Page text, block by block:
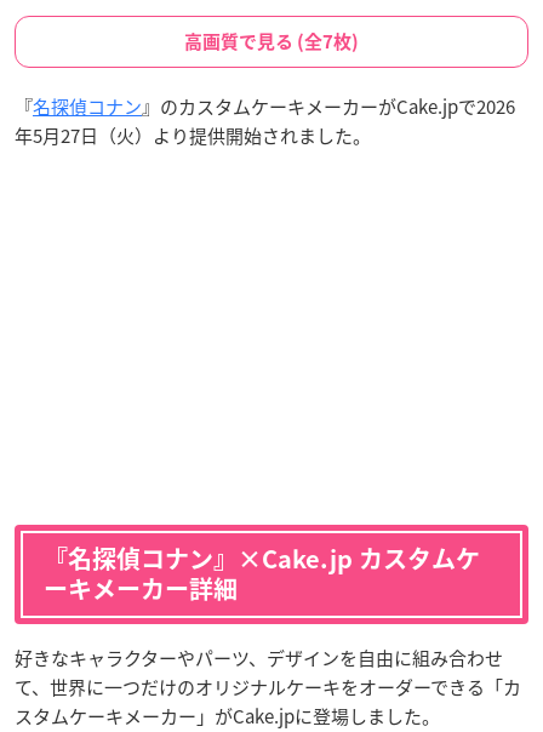
高画質で見る (全7枚)
『名探偵コナン』のカスタムケーキメーカーがCake.jpで2026
年5月27日（火）より提供開始されました。
『名探偵コナン』×Cake.jp カスタムケ
ーキメーカー詳細
好きなキャラクターやパーツ、デザインを自由に組み合わせ
て、世界に一つだけのオリジナルケーキをオーダーできる「カ
スタムケーキメーカー」がCake.jpに登場しました。